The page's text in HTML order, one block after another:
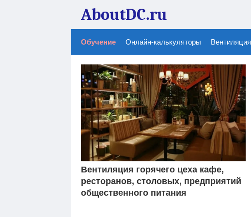
AboutDC.ru
Обучение Онлайн-калькуляторы Вентиляция
Вентиляция горячего цеха кафе,
ресторанов, столовых, предприятий
общественного питания